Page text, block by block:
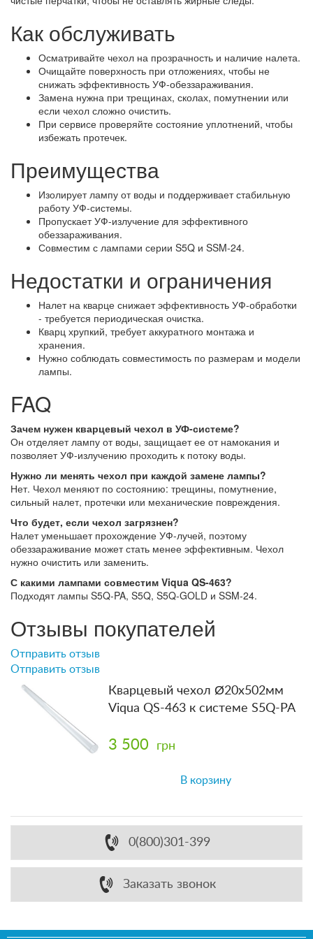
Как обслуживать
Осматривайте чехол на прозрачность и наличие налета.
Очищайте поверхность при отложениях, чтобы не
снижать эффективность УФ-обеззараживания.
Замена нужна при трещинах, сколах, помутнении или
если чехол сложно очистить.
При сервисе проверяйте состояние уплотнений, чтобы
избежать протечек.
Преимущества
Изолирует лампу от воды и поддерживает стабильную
работу УФ-системы.
Пропускает УФ-излучение для эффективного
обеззараживания.
Совместим с лампами серии S5Q и SSM-24.
Недостатки и ограничения
Налет на кварце снижает эффективность УФ-обработки
- требуется периодическая очистка.
Кварц хрупкий, требует аккуратного монтажа и
хранения.
Нужно соблюдать совместимость по размерам и модели
лампы.
FAQ
Зачем нужен кварцевый чехол в УФ-системе?
Он отделяет лампу от воды, защищает ее от намокания и
позволяет УФ-излучению проходить к потоку воды.
Нужно ли менять чехол при каждой замене лампы?
Нет. Чехол меняют по состоянию: трещины, помутнение,
сильный налет, протечки или механические повреждения.
Что будет, если чехол загрязнен?
Налет уменьшает прохождение УФ-лучей, поэтому
обеззараживание может стать менее эффективным. Чехол
нужно очистить или заменить.
С какими лампами совместим Viqua QS-463?
Подходят лампы S5Q-PA, S5Q, S5Q-GOLD и SSM-24.
Отзывы покупателей
Отправить отзыв
Отправить отзыв
Кварцевый чехол Ø20x502мм
Viqua QS-463 к системе S5Q-PA
3 500 грн
В корзину
0(800)301-399
Заказать звонок